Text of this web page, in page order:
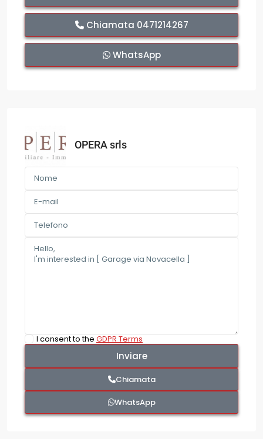
Chiamata 0471214267
WhatsApp
OPERA srls
I consent to the GDPR Terms
Chiamata
WhatsApp